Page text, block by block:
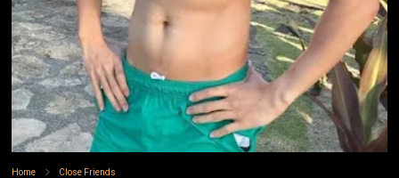
Home Close Friends